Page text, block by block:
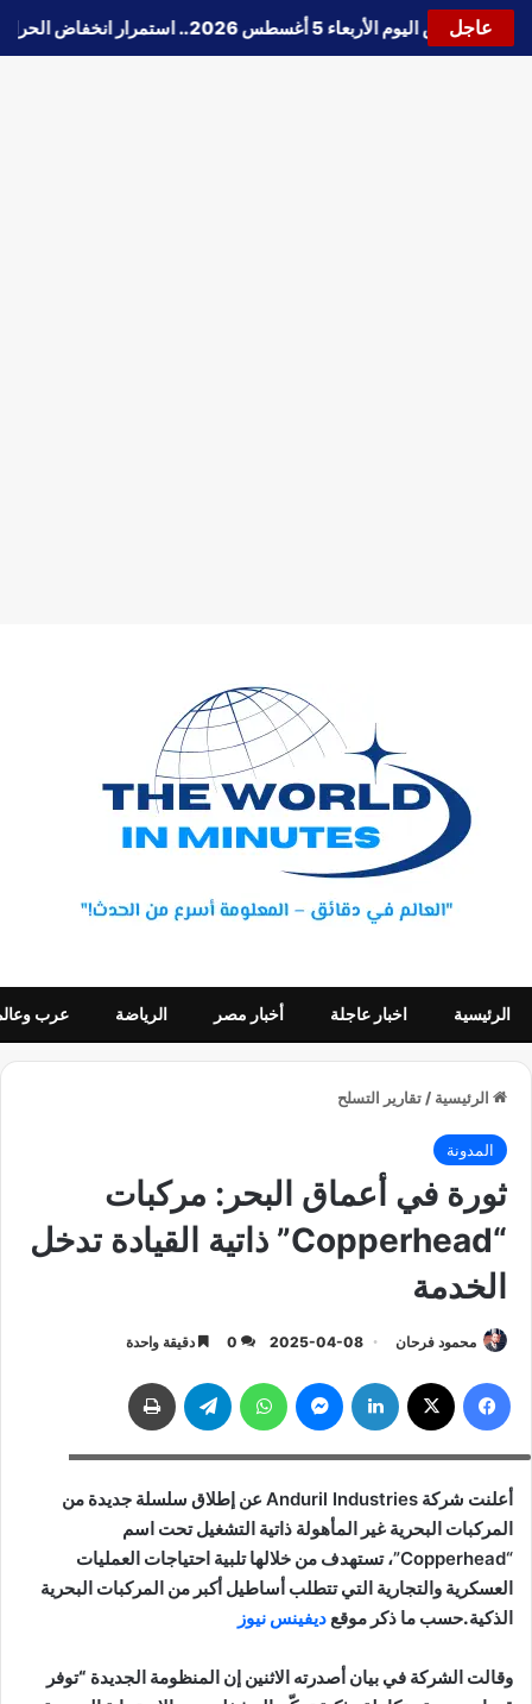
عاجل
🔵حالة الطقس اليوم الأربعاء 5 أغسطس 2026.. استمرار انخفاض الحرارة وتحذيرات من الشبورة واضطراب الملاحة
الرئيسية اخبار عاجلة أخبار مصر الرياضة عرب
الرئيسية / تقارير التسلح
المدونة
ثورة في أعماق البحر: مركبات
“Copperhead” ذاتية القيادة تدخل
الخدمة
محمود فرحان 2025-04-08
0 دقيقة واحدة
أعلنت شركة Anduril Industries عن إطلاق سلسلة جديدة من
المركبات البحرية غير المأهولة ذاتية التشغيل تحت اسم
“Copperhead”
، تستهدف من خلالها تلبية احتياجات العمليات
العسكرية والتجارية التي تتطلب أساطيل أكبر من المركبات البحرية
الذكية.حسب ما ذكر موقعديفينس نيوز
وقالت الشركة في بيان أصدرته الاثنين إن المنظومة الجديدة “توفر